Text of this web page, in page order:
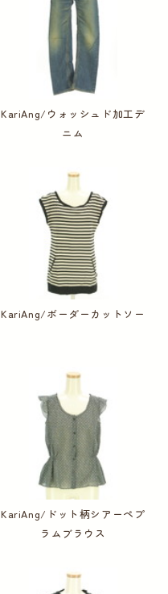
KariAng/ウォッシュド加工デ
ニム
KariAng/ボーダーカットソー
KariAng/ドット柄シアーペプ
ラムブラウス